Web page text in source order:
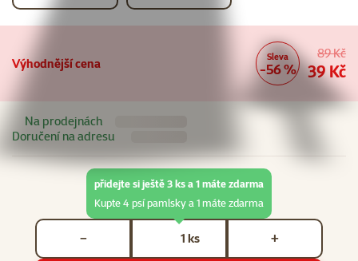
Výhodnější cena Sleva
-56 %
89 Kč
39 Kč
Na prodejnách
Doručení na adresu
ks
− +
přidejte si ještě 3 ks a 1 máte zdarma
Kupte 4 psí pamlsky a 1 máte zdarma